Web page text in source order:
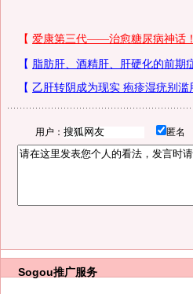
用户： 匿名
Sogou推广服务